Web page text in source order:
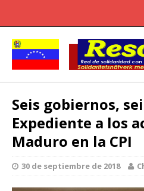
Seis gobiernos,
Expediente a los
Maduro en la CPI
30 de septiembre de 2018